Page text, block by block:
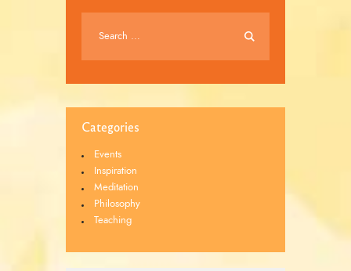
Categories
Events
Inspiration
Meditation
Philosophy
Teaching